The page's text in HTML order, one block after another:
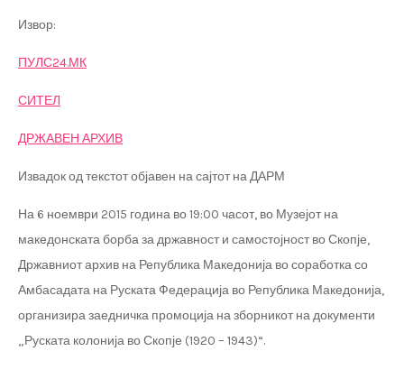
Извор:
ПУЛС24.МК
СИТЕЛ
ДРЖАВЕН АРХИВ
Извадок од текстот објавен на сајтот на ДАРМ
На 6 ноември 2015 година во 19:00 часот, во Музејот на
македонската борба за државност и самостојност во Скопје,
Државниот архив на Република Македонија во соработка со
Амбасадата на Руската Федерација во Република Македонија,
организира заедничка промоција на зборникот на документи
„Руската колонија во Скопје (1920 – 1943)“.